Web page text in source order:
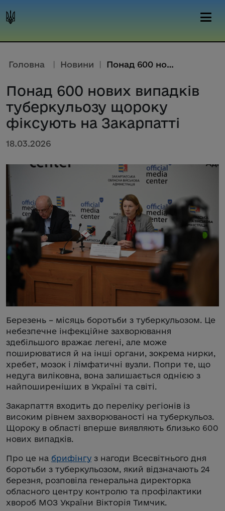
Головна | Новини | Понад 600 нових випадків тубер...
Понад 600 нових випадків
туберкульозу щороку
фіксують на Закарпатті
18.03.2026
Березень – місяць боротьби з туберкульозом. Це
небезпечне інфекційне захворювання
здебільшого вражає легені, але може
поширюватися й на інші органи, зокрема нирки,
хребет, мозок і лімфатичні вузли. Попри те, що
недуга виліковна, вона залишається однією з
найпоширеніших в Україні та світі.
Закарпаття входить до переліку регіонів із
високим рівнем захворюваності на туберкульоз.
Щороку в області вперше виявляють близько 600
нових випадків.
Про це на брифінгу з нагоди Всесвітнього дня
боротьби з туберкульозом, який відзначають 24
березня, розповіла генеральна директорка
обласного центру контролю та профілактики
хвороб МОЗ України Вікторія Тимчик.